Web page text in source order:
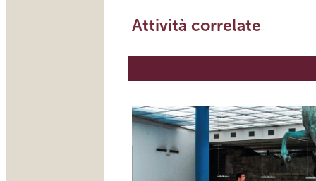
Attività correlate